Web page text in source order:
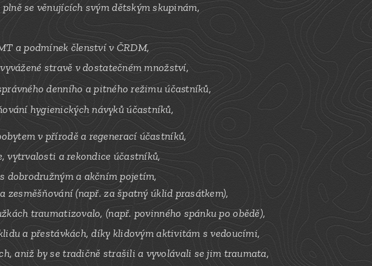
se věnujících svým dětským skupinám,
a podmínek členství v ČRDM,
stravě v dostatečném množství,
denního apitného režimu účastníků,
hygienických návyků účastníků,
v příroděa regenerací účastníků,
vytrvalosti a rekondice účastníků,
dobrodružným a akčním pojetím,
zesměšňování (např. za špatný úklid prasátkem),
traumatizovalo, (např. povinného spánku po obědě),
a přestávkách, díky klidovým aktivitám s vedoucími,
aniž by se tradičně strašili a vyvolávali se jim traumata,